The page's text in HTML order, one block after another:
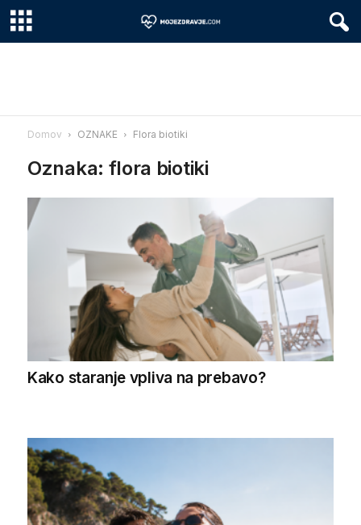
Domov OZNAKE Flora biotiki
Oznaka: flora biotiki
Kako staranje vpliva na prebavo?